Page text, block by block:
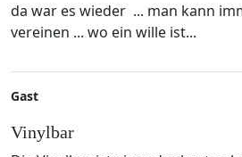
da war es wieder ... man kann
vereinen ... wo ein wille ist...
Gast
Vinylbar